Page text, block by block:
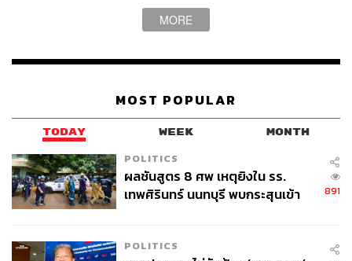
MORE
MOST POPULAR
TODAY WEEK MONTH
POLITICS
ผลชันสูตร 8 ศพ เหตุยิงใน รร.
เทพศิรินทร์ นนทบุรี พบกระสุนเข้า
891
POLITICS